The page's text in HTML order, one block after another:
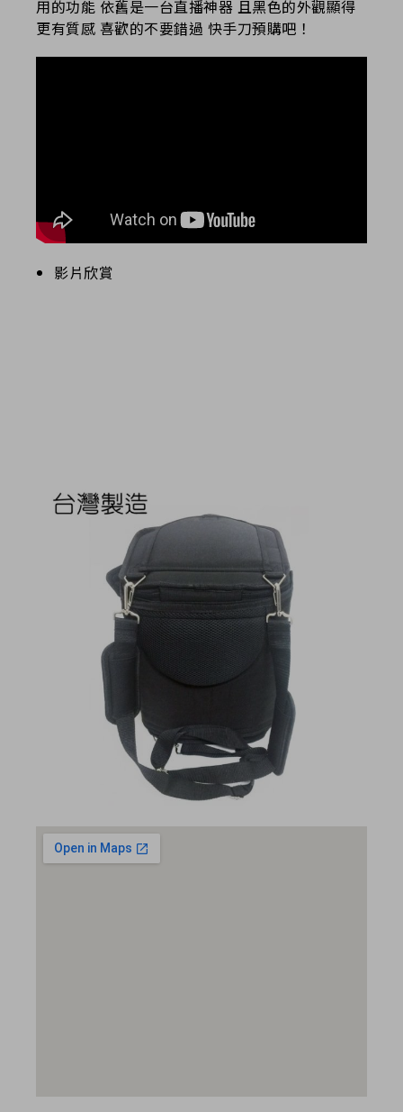
用的功能 依舊是一台直播神器 且黑色的外觀顯得
更有質感 喜歡的不要錯過 快手刀預購吧！
影片欣賞